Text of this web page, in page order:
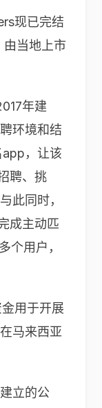
现已完结
当地上市
年建
环境和结
，让该
聘、挑
此同时，
成主动匹
个用户，
用于开展
马来西亚
立的公